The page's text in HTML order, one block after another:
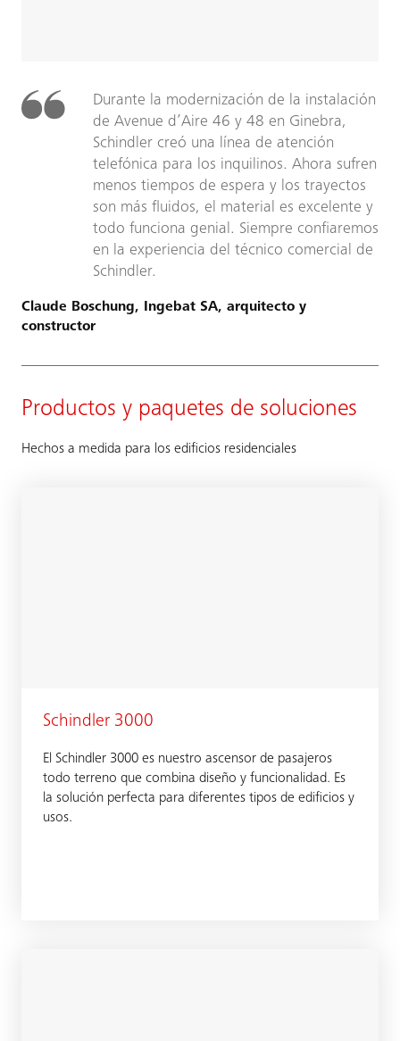
Durante la modernización de la instalación
de Avenue d’Aire 46 y 48 en Ginebra,
Schindler creó una línea de atención
telefónica para los inquilinos. Ahora sufren
menos tiempos de espera y los trayectos
son más fluidos, el material es excelente y
todo funciona genial. Siempre confiaremos
en la experiencia del técnico comercial de
Schindler.
Claude Boschung, Ingebat SA, arquitecto y
constructor
Productos y paquetes de soluciones
Hechos a medida para los edificios residenciales
Schindler 3000
El Schindler 3000 es nuestro ascensor de pasajeros
todo terreno que combina diseño y funcionalidad. Es
la solución perfecta para diferentes tipos de edificios y
usos.